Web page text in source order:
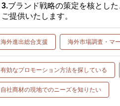
ブランド戦略の策定を核とし
ご提供いたします。
海外進出総合支援 海外市場調査・マ
有効なプロモーション方法を探している
自社商材の現地でのニーズを知りたい